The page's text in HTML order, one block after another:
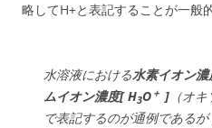
略してH+と表記することが一般
水溶液における水素イオン濃
ムイオン濃度[ H3O ＋ ] （オ
で表記するのが通例である